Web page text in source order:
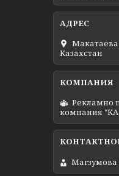
Макатаева
Казахстан
Рекламно
компания
Магзумова